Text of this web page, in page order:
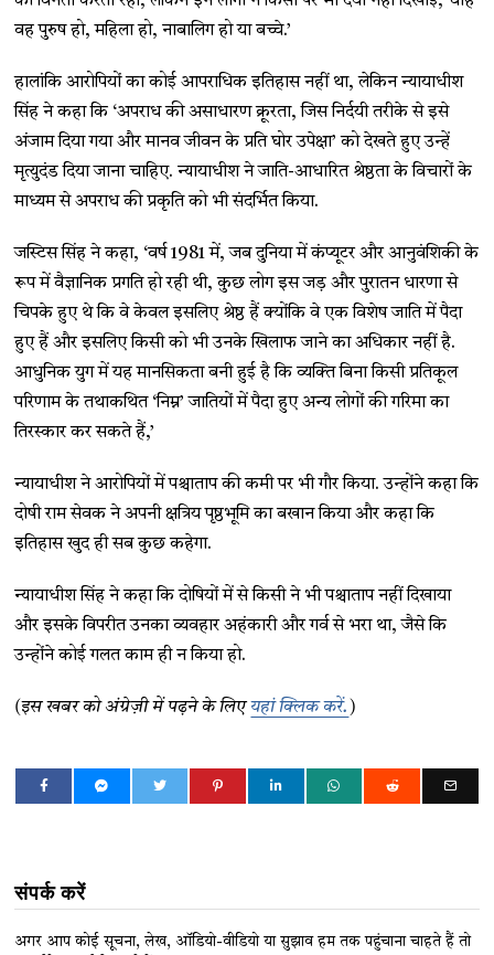
वह पुरुष हो, महिला हो, नाबालिग हो या बच्चे.’
हालांकि आरोपियों का कोई आपराधिक इतिहास नहीं था, लेकिन न्यायाधीश
सिंह ने कहा कि ‘अपराध की असाधारण क्रूरता, जिस निर्दयी तरीके से इसे
अंजाम दिया गया और मानव जीवन के प्रति घोर उपेक्षा’ को देखते हुए उन्हें
मृत्युदंड दिया जाना चाहिए. न्यायाधीश ने जाति-आधारित श्रेष्ठता के विचारों के
माध्यम से अपराध की प्रकृति को भी संदर्भित किया.
जस्टिस सिंह ने कहा, ‘वर्ष 1981 में, जब दुनिया में कंप्यूटर और आनुवंशिकी के
रूप में वैज्ञानिक प्रगति हो रही थी, कुछ लोग इस जड़ और पुरातन धारणा से
चिपके हुए थे कि वे केवल इसलिए श्रेष्ठ हैं क्योंकि वे एक विशेष जाति में पैदा
हुए हैं और इसलिए किसी को भी उनके खिलाफ जाने का अधिकार नहीं है.
आधुनिक युग में यह मानसिकता बनी हुई है कि व्यक्ति बिना किसी प्रतिकूल
परिणाम के तथाकथित ‘निम्न’ जातियों में पैदा हुए अन्य लोगों की गरिमा का
तिरस्कार कर सकते हैं,’
न्यायाधीश ने आरोपियों में पश्चाताप की कमी पर भी गौर किया. उन्होंने कहा कि
दोषी राम सेवक ने अपनी क्षत्रिय पृष्ठभूमि का बखान किया और कहा कि
इतिहास खुद ही सब कुछ कहेगा.
न्यायाधीश सिंह ने कहा कि दोषियों में से किसी ने भी पश्चाताप नहीं दिखाया
और इसके विपरीत उनका व्यवहार अहंकारी और गर्व से भरा था, जैसे कि
उन्होंने कोई गलत काम ही न किया हो.
(इस खबर को अंग्रेज़ी में पढ़ने के लिएयहां क्लिक करें. )
संपर्क करें
अगर आप कोई सूचना, लेख, ऑडियो-वीडियो या सुझाव हम तक पहुंचाना चाहते हैं तो